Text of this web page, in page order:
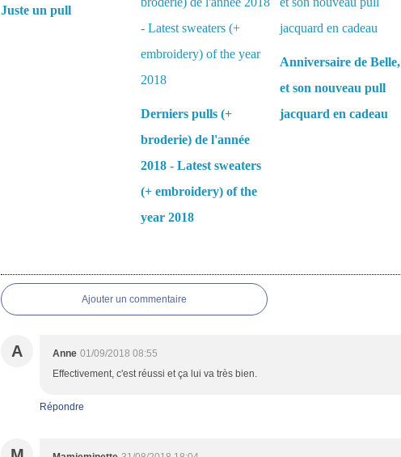
Juste un pull
Derniers pulls (+
broderie) de l'année
2018 - Latest sweaters
(+ embroidery) of the
year 2018
Anniversaire de Belle,
et son nouveau pull
jacquard en cadeau
Ajouter un commentaire
A Anne 01/09/2018 08:55
Effectivement, c'est réussi et ça lui va très bien.
Répondre